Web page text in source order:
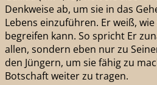
Denkweise ab, um sie in das
Lebens einzuführen. Er weiß,
begreifen kann. So spricht Er
allen, sondern eben nur zu
den Jüngern, um sie fähig zu
Botschaft weiter zu tragen.